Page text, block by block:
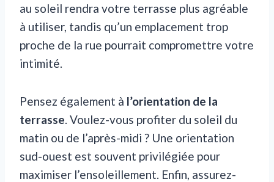
au soleil rendra votre terrasse plus agréable
à utiliser, tandis qu’un emplacement trop
proche de la rue pourrait compromettre votre
intimité.
Pensez également à l’orientation de la
terrasse. Voulez-vous profiter du soleil du
matin ou de l’après-midi ? Une orientation
sud-ouest est souvent privilégiée pour
maximiser l’ensoleillement. Enfin, assurez-